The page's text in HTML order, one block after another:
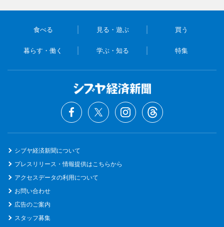
食べる 見る・遊ぶ 買う
暮らす・働く 学ぶ・知る 特集
シブヤ経済新聞について
プレスリリース・情報提供はこちらから
アクセスデータの利用について
お問い合わせ
広告のご案内
スタッフ募集